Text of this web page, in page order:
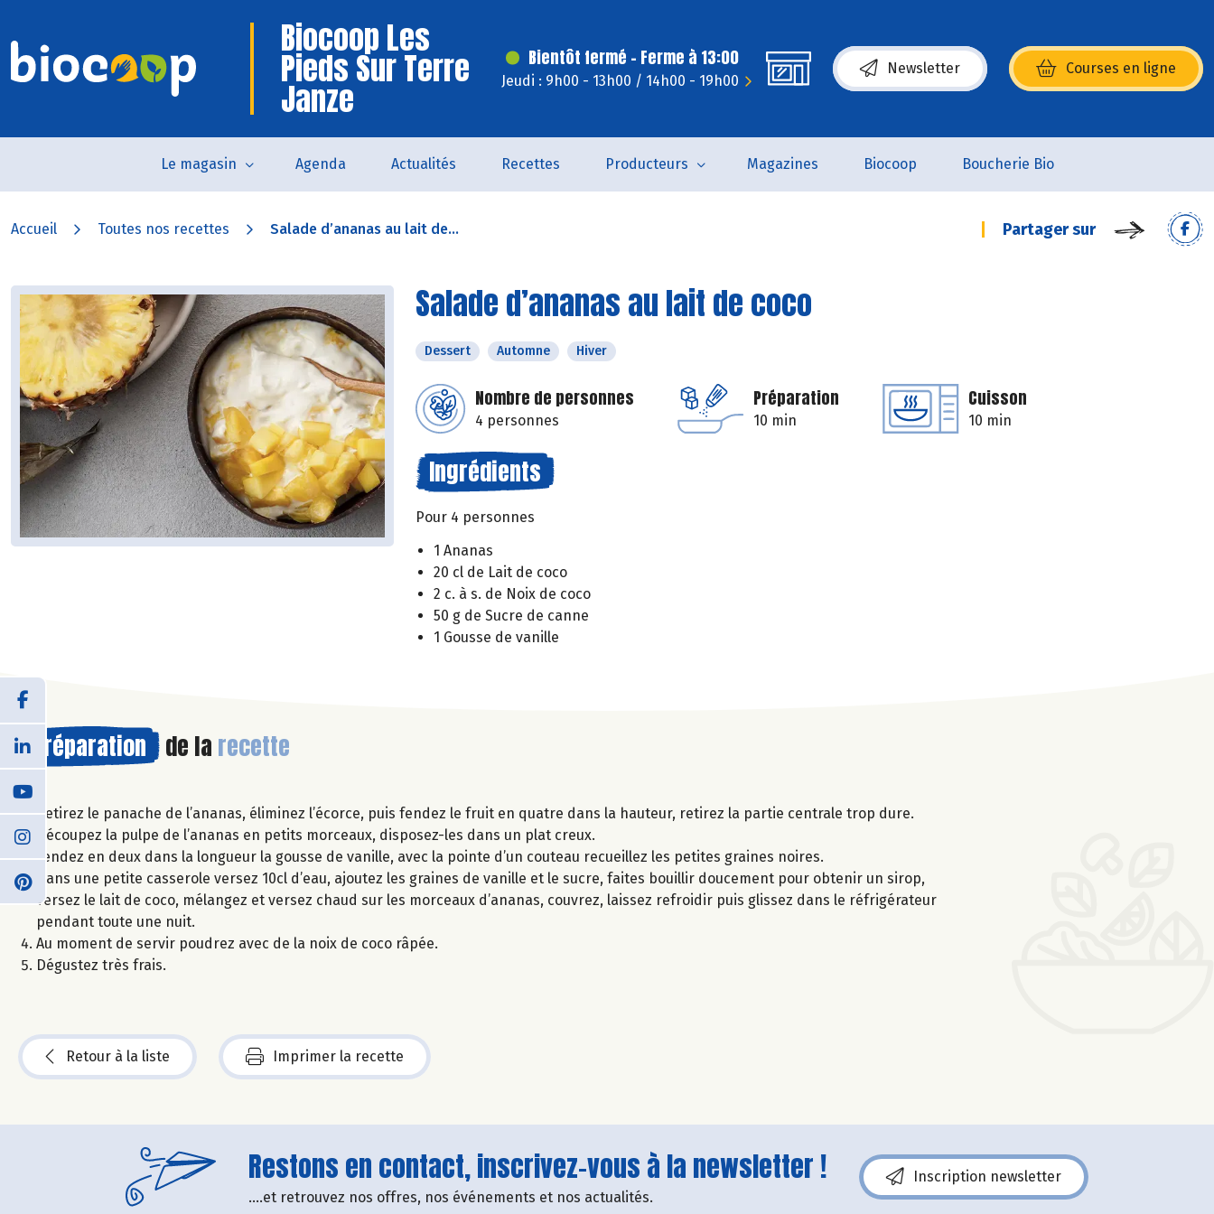
Biocoop Les
Pieds Sur Terre
Janze
Bientôt fermé - Ferme à 13:00
Jeudi : 9h00 - 13h00 / 14h00 - 19h00
Newsletter Courses en ligne
(s’ouvre dans une nouvelle fenêtre)
Le magasin Agenda Actualités Recettes Producteurs Magazines Biocoop Boucherie Bio
Accueil Toutes nos recettes Salade d’ananas au lait de... Partager sur
Salade d’ananas au lait de coco
Dessert Automne Hiver
Nombre de personnes
4 personnes
Préparation
10 min
Cuisson
10 min
Ingrédients
Pour 4 personnes
1 Ananas
20 cl de Lait de coco
2 c. à s. de Noix de coco
50 g de Sucre de canne
1 Gousse de vanille
Préparation de la recette
Retirez le panache de l’ananas, éliminez l’écorce, puis fendez le fruit en quatre dans la hauteur, retirez la partie centrale trop dure.
Découpez la pulpe de l’ananas en petits morceaux, disposez-les dans un plat creux.
Fendez en deux dans la longueur la gousse de vanille, avec la pointe d’un couteau recueillez les petites graines noires.
Dans une petite casserole versez 10cl d’eau, ajoutez les graines de vanille et le sucre, faites bouillir doucement pour obtenir un sirop,
versez le lait de coco, mélangez et versez chaud sur les morceaux d’ananas, couvrez, laissez refroidir puis glissez dans le réfrigérateur
pendant toute une nuit.
Au moment de servir poudrez avec de la noix de coco râpée.
Dégustez très frais.
Retour à la liste Imprimer la recette
Restons en contact, inscrivez-vous à la newsletter !
....et retrouvez nos offres, nos événements et nos actualités.
Inscription newsletter